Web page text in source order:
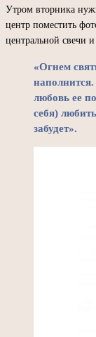
Утром вторника
центр поместить
центральной свечи и
«Огнем
любовь ее
себя)
забудет».